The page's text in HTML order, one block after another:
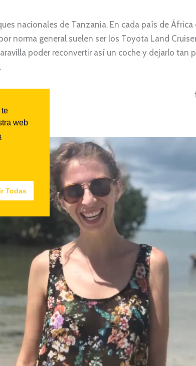
nacionales de Tanzania. En cada país de
norma general suelen ser los Toyota Land
poder reconvertir así un coche y dejarlo tan
te
web
Todas